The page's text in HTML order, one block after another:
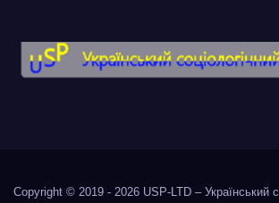
Copyright © 2019 - 2026 USP-LTD – Український